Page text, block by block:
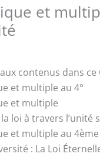
et
contenus dans ce
et multiple au 4°
et multiple
loi à travers l’unité
et multiple au
: La Loi